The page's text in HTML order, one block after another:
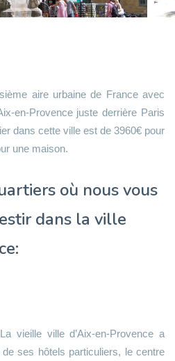
aire urbaine de France avec
en-Provence juste derrière Paris
dans cette ville est de 3960€ pour
une maison.
où nous vous
dans la ville
vieille ville d’Aix-en-Provence a
ses hôtels particuliers, le centre